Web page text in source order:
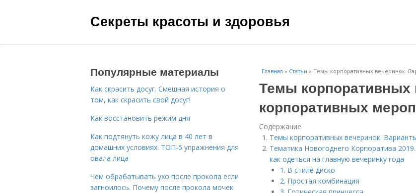
Секреты красоты и здоровья
Главная » Статьи » Темы корпоративных вечеринок.
Темы корпоративных
корпоративных
Содержание
Темы корпоративных вечеринок.
Тематика Новогоднего Корпоратива
как одеться на главную вечеринку года
1. В стиле диско
2. Простая комбинация
Популярные материалы
Как скрасить досуг. Смешная история о
том, как скрасить свой досуг!
Как восстановить режим дня
Как подтянуть кожу лица в 40 лет в
домашних условиях. ТОП-5 упражнения для
овала лица
Чем обрабатывать ухо после прокола если
загноилось. Почему после прокола мочек